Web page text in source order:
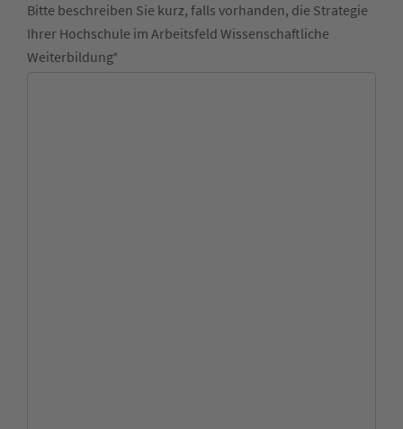
Bitte beschreiben Sie kurz, falls vorhanden, die Strategie
Ihrer Hochschule im Arbeitsfeld Wissenschaftliche
Weiterbildung*